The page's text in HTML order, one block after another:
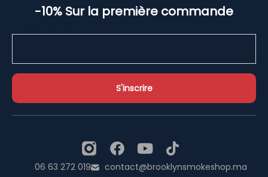
-10% Sur la première commande
06 63 272 019 contact@brooklynsmokeshop.ma